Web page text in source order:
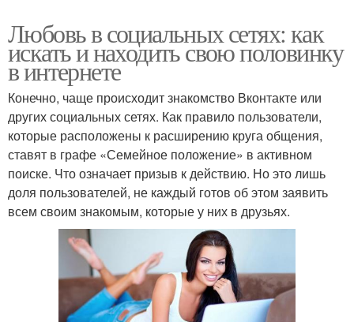
Любовь в социальных сетях: как
искать и находить свою половинку
в интернете
Конечно, чаще происходит знакомство Вконтакте или
других социальных сетях. Как правило пользователи,
которые расположены к расширению круга общения,
ставят в графе «Семейное положение» в активном
поиске. Что означает призыв к действию. Но это лишь
доля пользователей, не каждый готов об этом заявить
всем своим знакомым, которые у них в друзьях.